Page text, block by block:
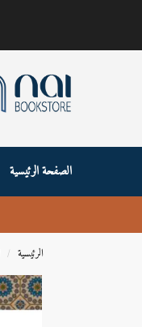
الصفحة الرئيسية
الرئيسية /